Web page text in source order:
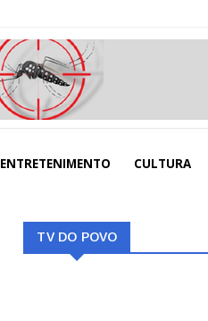
ENTRETENIMENTO CULTURA
TV DO POVO